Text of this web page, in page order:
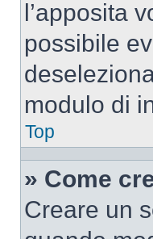
l’apposita
possibile
modulo di
Top
» Come
Creare un